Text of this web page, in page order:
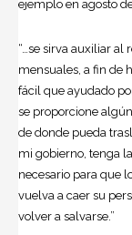
ejemplo en agosto
“…se sirva auxiliar al
mensuales, a fin de
fácil que ayudado
se proporcione
de donde pueda
mi gobierno, tenga
necesario para que
vuelva a caer su
volver a salvarse.”